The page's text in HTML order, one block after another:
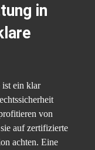
in
ist ein klar
von
auf zertifizierte
achten. Eine